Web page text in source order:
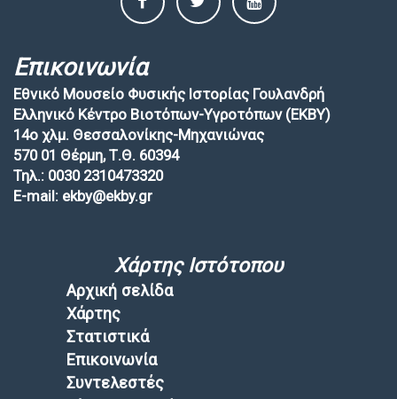
Επικοινωνία
Εθνικό Μουσείο Φυσικής Ιστορίας Γουλανδρή
Ελληνικό Κέντρο Βιοτόπων-Υγροτόπων (EKBY)
14ο χλμ. Θεσσαλονίκης-Μηχανιώνας
570 01 Θέρμη, Τ.Θ. 60394
Τηλ.: 0030 2310473320
E-mail: ekby@ekby.gr
Χάρτης Ιστότοπου
Αρχική σελίδα
Χάρτης
Στατιστικά
Επικοινωνία
Συντελεστές